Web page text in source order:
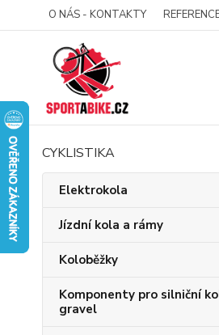
O NÁS - KONTAKTY
CYKLISTIKA
Elektrokola
Jízdní kola a rámy
Koloběžky
Komponenty pro silniční
gravel